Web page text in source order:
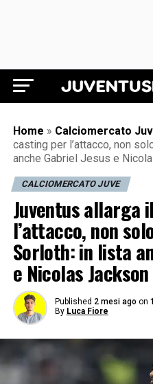
Home » Calciomercato
casting per l’attacco, non
anche Gabriel Jesus e
CALCIOMERCATO JUVE
Juventus allarga
l’attacco, non
Sorloth: in lista
e Nicolas Jackson
Published 2 mesi ago on
By Luca Fiore